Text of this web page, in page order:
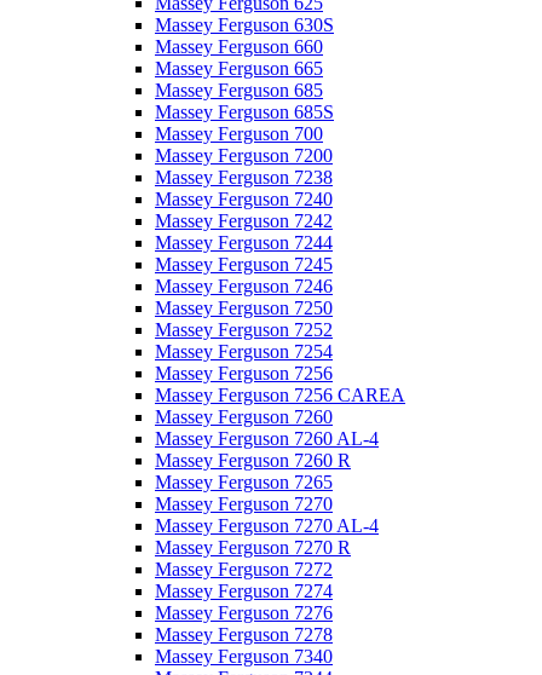
Massey Ferguson 630S
Massey Ferguson 660
Massey Ferguson 665
Massey Ferguson 685
Massey Ferguson 685S
Massey Ferguson 700
Massey Ferguson 7200
Massey Ferguson 7238
Massey Ferguson 7240
Massey Ferguson 7242
Massey Ferguson 7244
Massey Ferguson 7245
Massey Ferguson 7246
Massey Ferguson 7250
Massey Ferguson 7252
Massey Ferguson 7254
Massey Ferguson 7256
Massey Ferguson 7256 CAREA
Massey Ferguson 7260
Massey Ferguson 7260 AL-4
Massey Ferguson 7260 R
Massey Ferguson 7265
Massey Ferguson 7270
Massey Ferguson 7270 AL-4
Massey Ferguson 7270 R
Massey Ferguson 7272
Massey Ferguson 7274
Massey Ferguson 7276
Massey Ferguson 7278
Massey Ferguson 7340